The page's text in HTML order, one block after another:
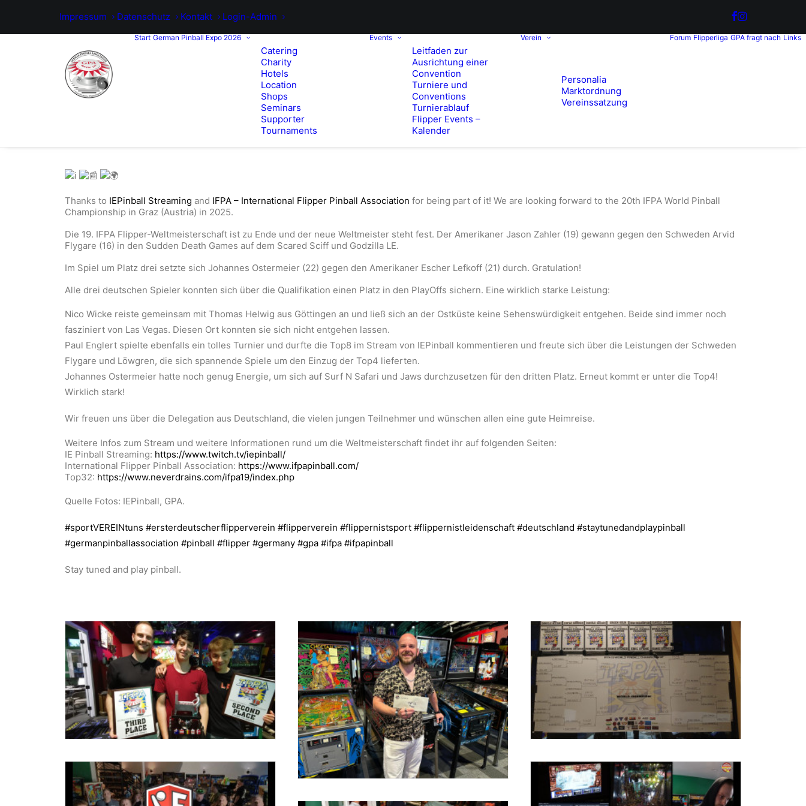
Impressum Datenschutz Kontakt Login-Admin
Start German Pinball Expo 2026
Catering
Charity
Hotels
Location
Shops
Seminars
Supporter
Tournaments
Events
Leitfaden zur
Ausrichtung einer
Convention
Turniere und
Conventions
Turnierablauf
Flipper Events –
Kalender
Verein
Personalia
Marktordnung
Vereinssatzung
Forum Flipperliga GPA fragt nach Links
Thanks to IEPinball Streaming and IFPA – International Flipper Pinball Association for being part of it! We are looking forward to the 20th IFPA World Pinball
Championship in Graz (Austria) in 2025.
Die 19. IFPA Flipper-Weltmeisterschaft ist zu Ende und der neue Weltmeister steht fest. Der Amerikaner Jason Zahler (19) gewann gegen den Schweden Arvid
Flygare (16) in den Sudden Death Games auf dem Scared Sciff und Godzilla LE.
Im Spiel um Platz drei setzte sich Johannes Ostermeier (22) gegen den Amerikaner Escher Lefkoff (21) durch. Gratulation!
Alle drei deutschen Spieler konnten sich über die Qualifikation einen Platz in den PlayOffs sichern. Eine wirklich starke Leistung:
Nico Wicke reiste gemeinsam mit Thomas Helwig aus Göttingen an und ließ sich an der Ostküste keine Sehenswürdigkeit entgehen. Beide sind immer noch
fasziniert von Las Vegas. Diesen Ort konnten sie sich nicht entgehen lassen.
Paul Englert spielte ebenfalls ein tolles Turnier und durfte die Top8 im Stream von IEPinball kommentieren und freute sich über die Leistungen der Schweden
Flygare und Löwgren, die sich spannende Spiele um den Einzug der Top4 lieferten.
Johannes Ostermeier hatte noch genug Energie, um sich auf Surf N Safari und Jaws durchzusetzen für den dritten Platz. Erneut kommt er unter die Top4!
Wirklich stark!
Wir freuen uns über die Delegation aus Deutschland, die vielen jungen Teilnehmer und wünschen allen eine gute Heimreise.
Weitere Infos zum Stream und weitere Informationen rund um die Weltmeisterschaft findet ihr auf folgenden Seiten:
IE Pinball Streaming: https://www.twitch.tv/iepinball/
International Flipper Pinball Association: https://www.ifpapinball.com/
Top32: https://www.neverdrains.com/ifpa19/index.php
Quelle Fotos: IEPinball, GPA.
#sportVEREINtuns #ersterdeutscherflipperverein #flipperverein #flippernistsport #flippernistleidenschaft #deutschland #staytunedandplaypinball
#germanpinballassociation #pinball #flipper #germany #gpa #ifpa #ifpapinball
Stay tuned and play pinball.